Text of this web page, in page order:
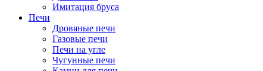
Имитация бруса
Печи
Дровяные печи
Газовые печи
Печи на угле
Чугунные печи